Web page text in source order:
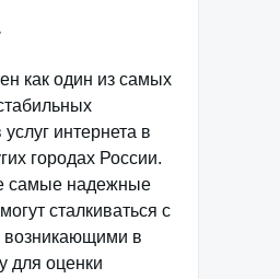
как один из самых
интернета в
городах России.
самые надежные
сталкиваться с
возникающими в
для оценки